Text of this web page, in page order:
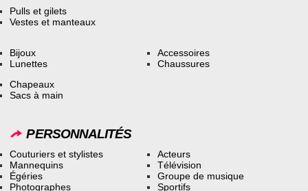
Pulls et gilets
Vestes et manteaux
Bijoux
Lunettes
Accessoires
Chaussures
Chapeaux
Sacs à main
PERSONNALITÉS
Couturiers et stylistes
Mannequins
Égéries
Photographes
Acteurs
Télévision
Groupe de musique
Sportifs